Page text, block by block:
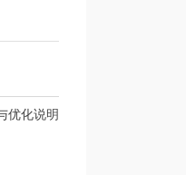
优化说明